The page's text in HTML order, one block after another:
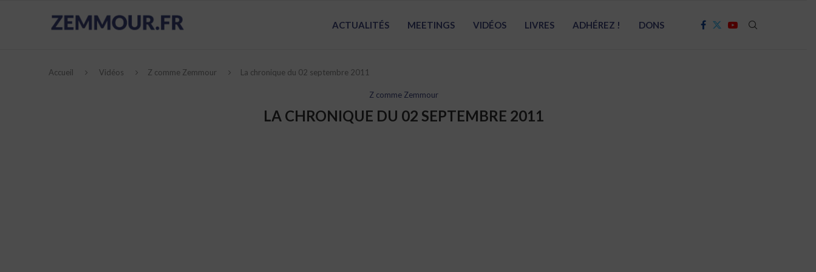
ACTUALITÉS MEETINGS VIDÉOS LIVRES ADHÉREZ ! DONS
Accueil Vidéos Z comme Zemmour La chronique du 02 septembre 2011
Z comme Zemmour
LA CHRONIQUE DU 02 SEPTEMBRE 2011